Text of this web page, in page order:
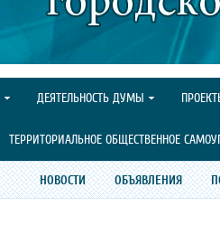
ДЕЯТЕЛЬНОСТЬ ДУМЫ
ТЕРРИТОРИАЛЬНОЕ ОБЩЕСТВЕННОЕ
НОВОСТИ ОБЪЯВЛЕНИЯ